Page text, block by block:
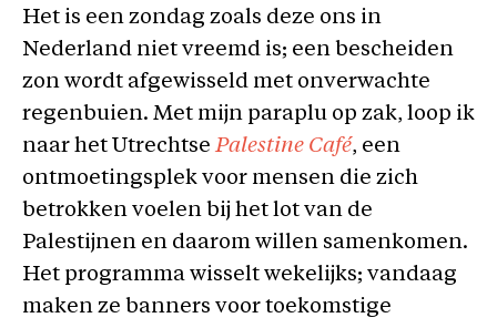
Het is een zondag zoals deze ons in
Nederland niet vreemd is; een bescheiden
zon wordt afgewisseld met onverwachte
regenbuien. Met mijn paraplu op zak, loop ik
naar het Utrechtse Palestine Café, een
ontmoetingsplek voor mensen die zich
betrokken voelen bij het lot van de
Palestijnen en daarom willen samenkomen.
Het programma wisselt wekelijks; vandaag
maken ze banners voor toekomstige